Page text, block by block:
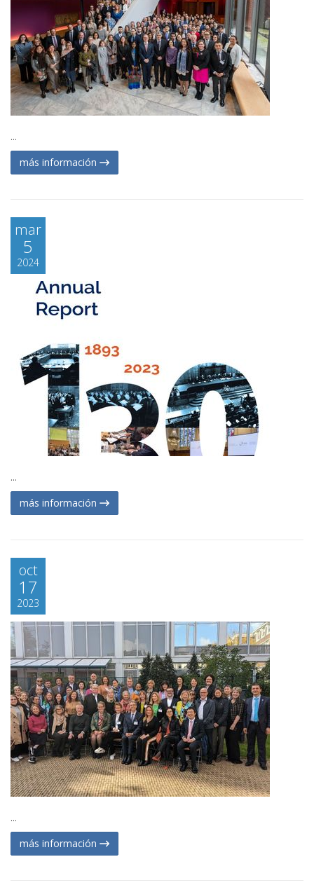
...
más información
mar
5
2024
...
más información
oct
17
2023
...
más información